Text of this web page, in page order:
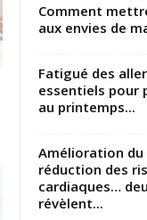
Comment
aux envies de
Fatigué des
essentiels pour
au printemps...
Amélioration
réduction des
cardiaques…
révèlent...